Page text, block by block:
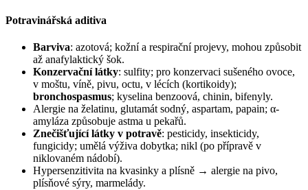
Potravinářská aditiva
Barviva: azotová; kožní a respirační projevy, mohou způsobit
až anafylaktický šok.
Konzervační látky: sulfity; pro konzervaci sušeného ovoce,
v moštu, víně, pivu, octu, v lécích (kortikoidy);
bronchospasmus; kyselina benzoová, chinin, bifenyly.
Alergie na želatinu, glutamát sodný, aspartam, papain; α-
amyláza způsobuje astma u pekařů.
Znečišťující látky v potravě: pesticidy, insekticidy,
fungicidy; umělá výživa dobytka; nikl (po přípravě v
niklovaném nádobí).
Hypersenzitivita na kvasinky a plísně → alergie na pivo,
plísňové sýry, marmelády.